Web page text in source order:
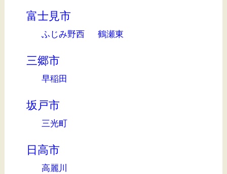
富士見市
ふじみ野西 鶴瀬東
三郷市
早稲田
坂戸市
三光町
日高市
高麗川